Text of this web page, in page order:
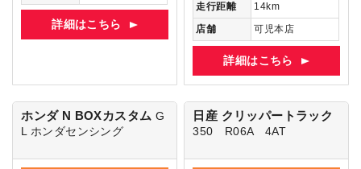
詳細はこちら
走行距離
14km
店舗
可児本店
詳細はこちら
ホンダ N BOXカスタム G
L ホンダセンシング
日産 クリッパートラック
350 R06A 4AT